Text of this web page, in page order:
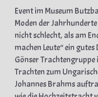
Event im Museum
Moden der
nicht schlecht, als am
machen Leute“ ein
Gönser
Trachten zum
Johannes Brahms